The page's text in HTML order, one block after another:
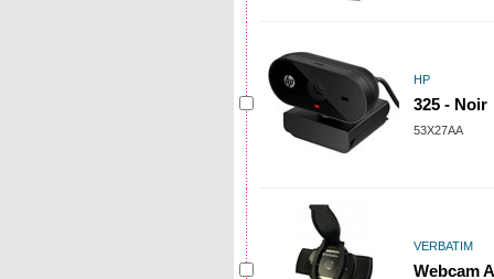
HP
325 - Noir
53X27AA
VERBATIM
Webcam